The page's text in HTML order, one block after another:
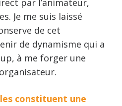
par l’animateur,
Je me suis laissé
de cet
de dynamisme qui a
à me forger une
constituent une